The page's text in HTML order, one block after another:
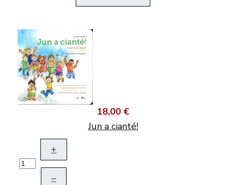
18,00 €
Jun a cianté!
+
–